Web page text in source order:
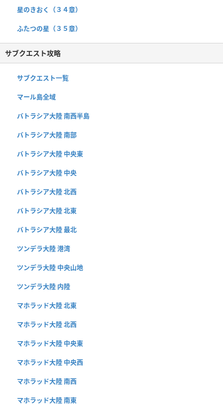
星のきおく（３４章）
ふたつの星（３５章）
サブクエスト攻略
サブクエスト一覧
マール島全域
バトラシア大陸 南西半島
バトラシア大陸 南部
バトラシア大陸 中央東
バトラシア大陸 中央
バトラシア大陸 北西
バトラシア大陸 北東
バトラシア大陸 最北
ツンデラ大陸 港湾
ツンデラ大陸 中央山地
ツンデラ大陸 内陸
マホラッド大陸 北東
マホラッド大陸 北西
マホラッド大陸 中央東
マホラッド大陸 中央西
マホラッド大陸 南西
マホラッド大陸 南東